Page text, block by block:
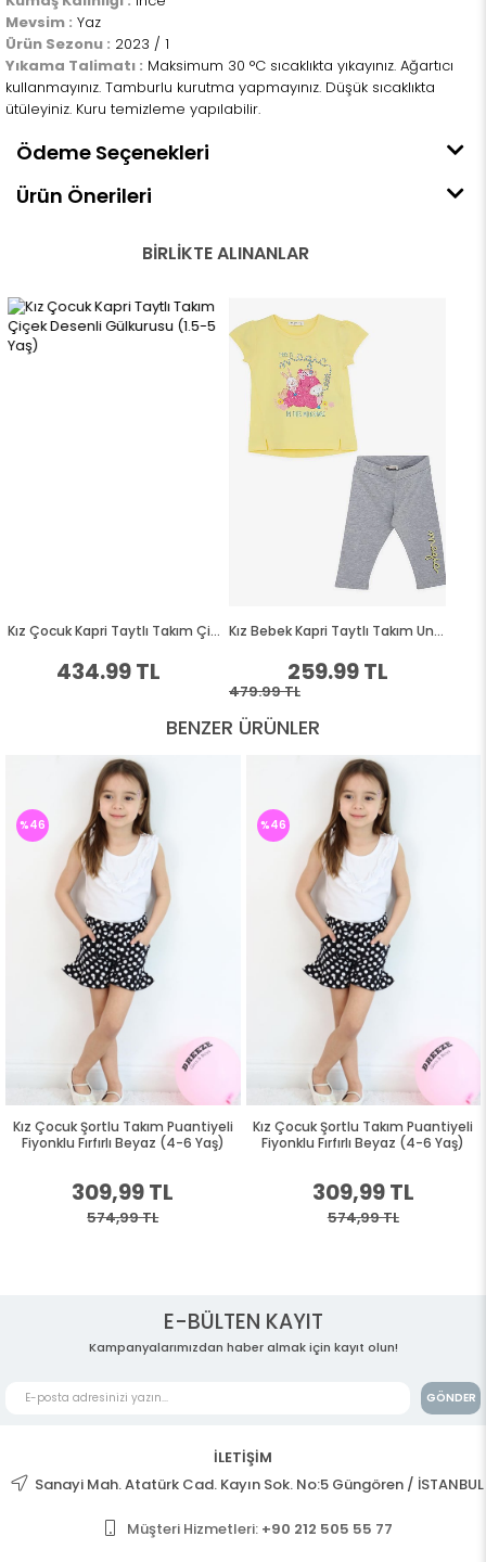
Mevsim : Yaz
Ürün Sezonu : 2023 / 1
Yıkama Talimatı : Maksimum 30 °C sıcaklıkta yıkayınız. Ağartıcı
kullanmayınız. Tamburlu kurutma yapmayınız. Düşük sıcaklıkta
ütüleyiniz. Kuru temizleme yapılabilir.
Ödeme Seçenekleri
Ürün Önerileri
BENZER ÜRÜNLER
Kız Çocuk Şortlu Takım Puantiyeli
Fiyonklu Fırfırlı Beyaz (4-6 Yaş)
309,99 TL
574,99 TL
%46
Kız Çocuk Şortlu Takım Puantiyeli
Fiyonklu Fırfırlı Beyaz (4-6 Yaş)
309,99 TL
574,99 TL
%46
E-BÜLTEN KAYIT
Kampanyalarımızdan haber almak için kayıt olun!
GÖNDER
İLETİŞİM
Sanayi Mah. Atatürk Cad. Kayın Sok. No:5 Güngören / İSTANBUL
Müşteri Hizmetleri: +90 212 505 55 77